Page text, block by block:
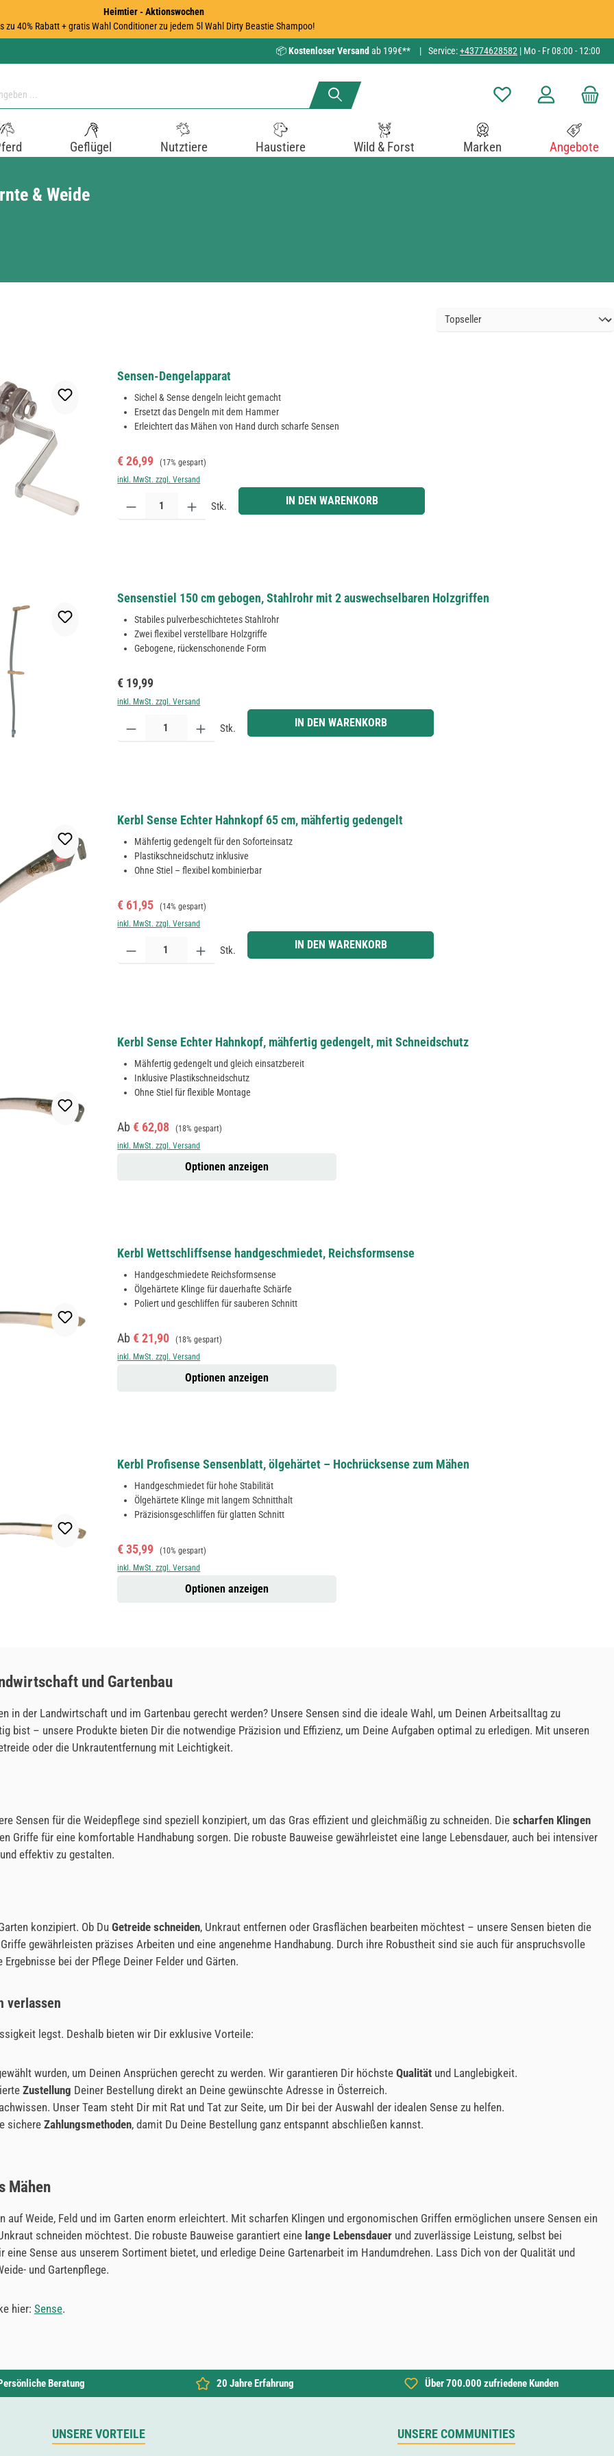
Heimtier - Aktionswochen
zu 40% Rabatt + gratis Wahl Conditioner zu jedem 5l Wahl Dirty Beastie Shampoo!
📦Kostenloser Versand ab 199€** | Service:+43774628582 | Mo - Fr 08:00 - 12:00
Du hast 0 Produkte auf
Geflügel Nutztiere Haustiere Wild & Forst Marken Angebote
& Weide
Sensen-Dengelapparat
Sichel & Sense dengeln leicht gemacht
Ersetzt das Dengeln mit dem Hammer
Erleichtert das Mähen von Hand durch scharfe Sensen
Verkaufspreis:
€ 26,99 Regulärer Preis:
(17% gespart)
inkl. MwSt. zzgl. Versand
Produkt Anzahl: Gib den gewünschten Wert ein oder benutze die Schaltflächen um die Anzahl zu erhöhen oder zu reduzieren.
Stk. IN DEN WARENKORB
Sensenstiel 150 cm gebogen, Stahlrohr mit 2 auswechselbaren Holzgriffen
Stabiles pulverbeschichtetes Stahlrohr
Zwei flexibel verstellbare Holzgriffe
Gebogene, rückenschonende Form
Regulärer Preis:
€ 19,99
inkl. MwSt. zzgl. Versand
Produkt Anzahl: Gib den gewünschten Wert ein oder benutze die Schaltflächen um die Anzahl zu erhöhen oder zu reduzieren.
Stk. IN DEN WARENKORB
Kerbl Sense Echter Hahnkopf 65 cm, mähfertig gedengelt
Mähfertig gedengelt für den Soforteinsatz
Plastikschneidschutz inklusive
Ohne Stiel – flexibel kombinierbar
Verkaufspreis:
€ 61,95 Regulärer Preis:
(14% gespart)
inkl. MwSt. zzgl. Versand
Produkt Anzahl: Gib den gewünschten Wert ein oder benutze die Schaltflächen um die Anzahl zu erhöhen oder zu reduzieren.
Stk. IN DEN WARENKORB
Kerbl Sense Echter Hahnkopf, mähfertig gedengelt, mit Schneidschutz
Mähfertig gedengelt und gleich einsatzbereit
Inklusive Plastikschneidschutz
Ohne Stiel für flexible Montage
Verkaufspreis:
Ab € 62,08 Regulärer Preis:
(18% gespart)
inkl. MwSt. zzgl. Versand
Optionen anzeigen
Kerbl Wettschliffsense handgeschmiedet, Reichsformsense
Handgeschmiedete Reichsformsense
Ölgehärtete Klinge für dauerhafte Schärfe
Poliert und geschliffen für sauberen Schnitt
Verkaufspreis:
Ab € 21,90 Regulärer Preis:
(18% gespart)
inkl. MwSt. zzgl. Versand
Optionen anzeigen
Kerbl Profisense Sensenblatt, ölgehärtet – Hochrücksense zum Mähen
Handgeschmiedet für hohe Stabilität
Ölgehärtete Klinge mit langem Schnitthalt
Präzisionsgeschliffen für glatten Schnitt
Verkaufspreis:
€ 35,99 Regulärer Preis:
(10% gespart)
inkl. MwSt. zzgl. Versand
Optionen anzeigen
und Gartenbau
in der Landwirtschaft und im Gartenbau gerecht werden? Unsere Sensen sind die ideale Wahl, um Deinen Arbeitsalltag zu
bist – unsere Produkte bieten Dir die notwendige Präzision und Effizienz, um Deine Aufgaben optimal zu erledigen. Mit unseren
oder die Unkrautentfernung mit Leichtigkeit.
Sensen für die Weidepflege sind speziell konzipiert, um das Gras effizient und gleichmäßig zu schneiden. Die scharfen Klingen
Griffe für eine komfortable Handhabung sorgen. Die robuste Bauweise gewährleistet eine lange Lebensdauer, auch bei intensiver
effektiv zu gestalten.
konzipiert. Ob Du Getreide schneiden, Unkraut entfernen oder Grasflächen bearbeiten möchtest – unsere Sensen bieten die
gewährleisten präzises Arbeiten und eine angenehme Handhabung. Durch ihre Robustheit sind sie auch für anspruchsvolle
bei der Pflege Deiner Felder und Gärten.
verlassen
legst. Deshalb bieten wir Dir exklusive Vorteile:
wurden, um Deinen Ansprüchen gerecht zu werden. Wir garantieren Dir höchste Qualität und Langlebigkeit.
Zustellung Deiner Bestellung direkt an Deine gewünschte Adresse in Österreich.
Unser Team steht Dir mit Rat und Tat zur Seite, um Dir bei der Auswahl der idealen Sense zu helfen.
sichere Zahlungsmethoden, damit Du Deine Bestellung ganz entspannt abschließen kannst.
Mähen
Weide, Feld und im Garten enorm erleichtert. Mit scharfen Klingen und ergonomischen Griffen ermöglichen unsere Sensen ein
schneiden möchtest. Die robuste Bauweise garantiert eine lange Lebensdauer und zuverlässige Leistung, selbst bei
Sense aus unserem Sortiment bietet, und erledige Deine Gartenarbeit im Handumdrehen. Lass Dich von der Qualität und
und Gartenpflege.
hier: Sense.
Beratung 20 Jahre Erfahrung Über 700.000 zufriedene Kunden
UNSERE VORTEILE UNSERE COMMUNITIES